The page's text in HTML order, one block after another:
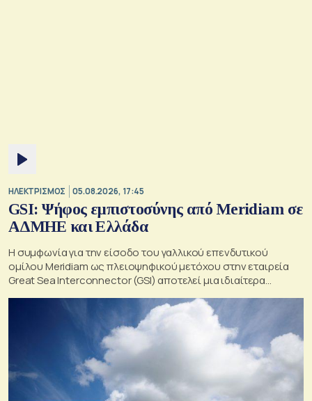
ΗΛΕΚΤΡΙΣΜΟΣ 05.08.2026, 17:45
GSI: Ψήφος εμπιστοσύνης από Meridiam σε
ΑΔΜΗΕ και Ελλάδα
Η συμφωνία για την είσοδο του γαλλικού επενδυτικού
ομίλου Meridiam ως πλειοψηφικού μετόχου στην εταιρεία
Great Sea Interconnector (GSI) αποτελεί μια ιδιαίτερα